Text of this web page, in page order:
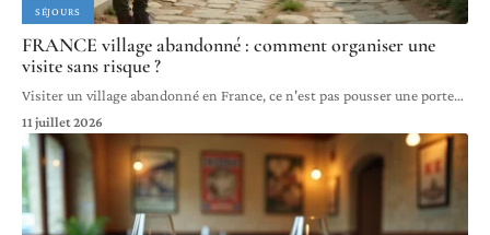
SÉJOURS
FRANCE village abandonné : comment organiser une
visite sans risque ?
Visiter un village abandonné en France, ce n'est pas pousser une porte…
11 juillet 2026